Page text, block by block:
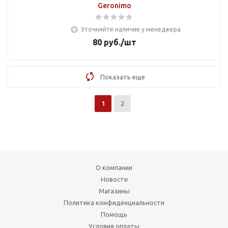
Geronimo
Уточняйте наличие у менеджера
80руб./шт
Показать еще
1 2
О компании
Новости
Магазины
Политика конфиденциальности
Помощь
Условия оплаты